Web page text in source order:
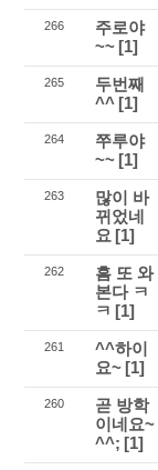
266
주로야
~~ [1]
265
두번째
^^ [1]
264
쭈루야
~~ [1]
263
많이 바
뀌었네
요 [1]
262
흠 또 와
본다 ㅋ
ㅋ [1]
261
^^하이
요~ [1]
260
곧 방학
이네요~
^^; [1]